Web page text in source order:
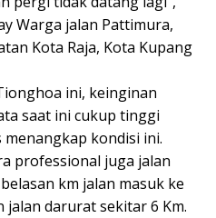
Warga jalan Pattimura,
Kota Raja, Kota Kupang
ini, keinginan
saat ini cukup tinggi
kondisi ini.
professional juga jalan
km jalan masuk ke
jalan darurat sekitar 6 Km.